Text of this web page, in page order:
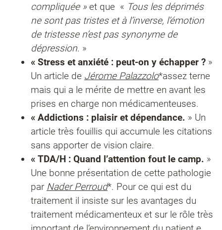
compliquée » et que « Tous les déprimés
ne sont pas tristes et à l’inverse, l’émotion
de tristesse n’est pas synonyme de
dépression. »
« Stress et anxiété : peut-on y échapper ? »
Un article de Jérome Palazzolo*assez terne
mais qui a le mérite de mettre en avant les
prises en charge non médicamenteuses.
« Addictions : plaisir et dépendance. » Un
article très fouillis qui accumule les citations
sans apporter de vision claire.
« TDA/H : Quand l’attention fout le camp. »
Une bonne présentation de cette pathologie
par Nader Perroud*. Pour ce qui est du
traitement il insiste sur les avantages du
traitement médicamenteux et sur le rôle très